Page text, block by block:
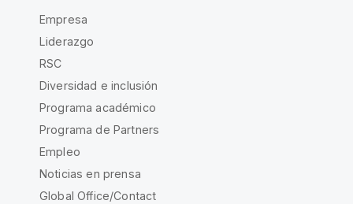
Empresa
Liderazgo
RSC
Diversidad e inclusión
Programa académico
Programa de Partners
Empleo
Noticias en prensa
Global Office/Contact